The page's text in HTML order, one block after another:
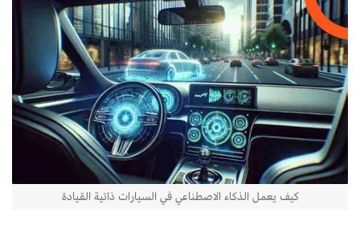
كيف يعمل الذكاء الاصطناعي في السيارات ذاتية القيادة